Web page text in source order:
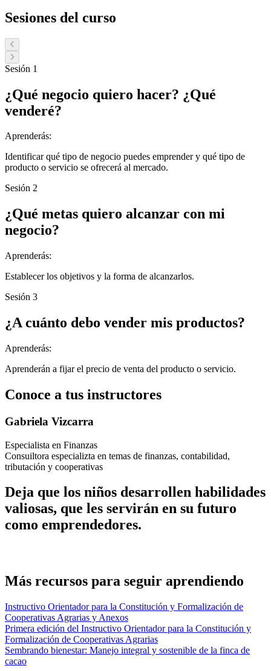
Sesiones del curso
Sesión 1
¿Qué negocio quiero hacer? ¿Qué
venderé?
Aprenderás:
Identificar qué tipo de negocio puedes emprender y qué tipo de
producto o servicio se ofrecerá al mercado.
Sesión 2
¿Qué metas quiero alcanzar con mi
negocio?
Aprenderás:
Establecer los objetivos y la forma de alcanzarlos.
Sesión 3
¿A cuánto debo vender mis productos?
Aprenderás:
Aprenderán a fijar el precio de venta del producto o servicio.
Conoce a tus instructores
Gabriela Vizcarra
Especialista en Finanzas
Consuiltora especializta en temas de finanzas, contabilidad,
tributación y cooperativas
Deja que los niños desarrollen habilidades
valiosas, que les servirán en su futuro
como emprendedores.
Más recursos para seguir aprendiendo
Instructivo Orientador para la Constitución y Formalización de
Cooperativas Agrarias y Anexos
Primera edición del Instructivo Orientador para la Constitución y
Formalización de Cooperativas Agrarias
Sembrando bienestar: Manejo integral y sostenible de la finca de
cacao